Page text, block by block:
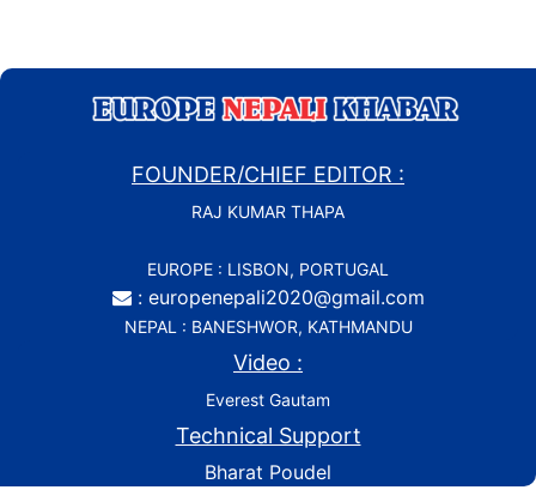
FOUNDER/CHIEF EDITOR :
RAJ KUMAR THAPA
EUROPE : LISBON, PORTUGAL
: europenepali2020@gmail.com
NEPAL : BANESHWOR, KATHMANDU
Video :
Everest Gautam
Technical Support
Bharat Poudel